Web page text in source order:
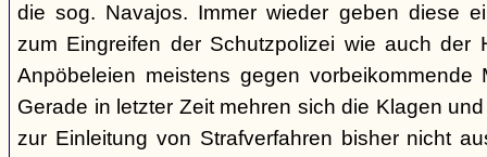
die sog. Navajos. Immer wieder geben diese
zum Eingreifen der Schutzpolizei wie auch der
Anpöbeleien meistens gegen vorbeikommende
Gerade in letzter Zeit mehren sich die Klagen
zur Einleitung von Strafverfahren bisher nicht